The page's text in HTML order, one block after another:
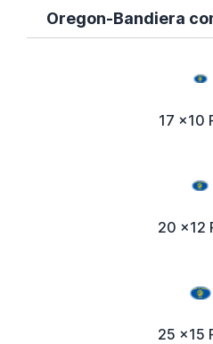
Oregon-Bandiera
17 x10
20 x12
25 x15